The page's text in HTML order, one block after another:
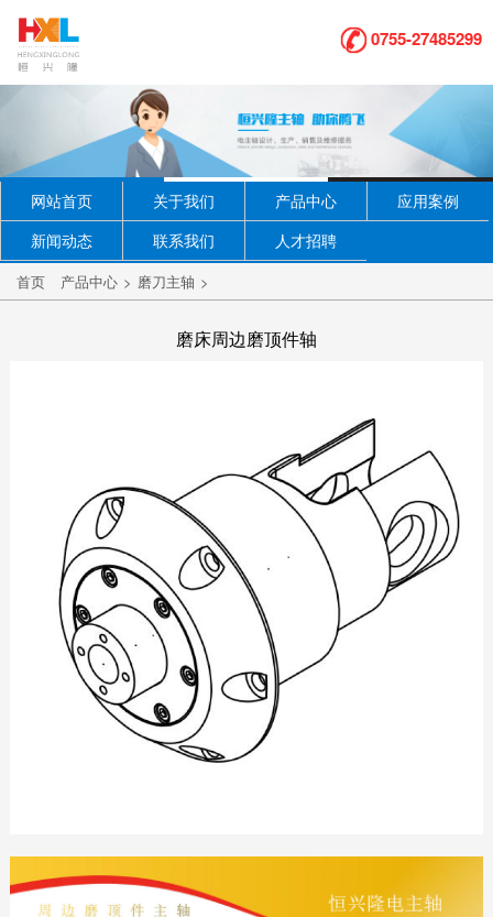
0755-27485299
网站首页 关于我们 产品中心
应用案例
新闻动态
联系我们 人才招聘
首页 产品中心 > 磨刀主轴 >
磨床周边磨顶件轴